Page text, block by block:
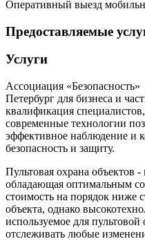
Оперативный выезд
Предоставляемые
Услуги
Ассоциация
Петербург для бизнеса и
квалификация специалистов,
современные технологии
эффективное наблюдение и
безопасность и защиту.
Пультовая охрана объектов -
обладающая оптимальным
стоимость на порядок ниже
объекта, однако
используемое для
отслеживать любые